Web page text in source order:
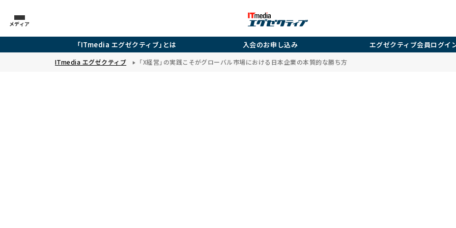
メディア
「ITmedia エグゼクティブ」とは 入会のお申し込み エグゼクティブ会員ログイ
ITmedia エグゼクティブ 「X経営」の実践こそがグローバル市場における日本企業の本質的な勝ち方